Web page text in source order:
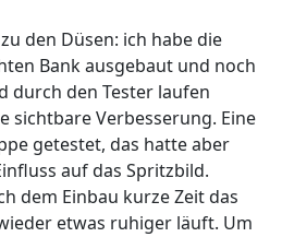
den Düsen: ich habe die
Bank ausgebaut und noch
durch den Tester laufen
sichtbare Verbesserung. Eine
getestet, das hatte aber
auf das Spritzbild.
dem Einbau kurze Zeit das
etwas ruhiger läuft. Um